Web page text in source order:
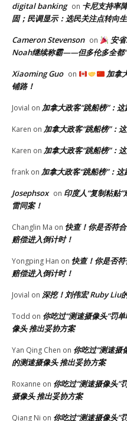
digital banking on 卡尼支持率
固；民调显示：选民关注点转向
Cameron Stevenson on
安
Noah继续称霸——但多伦多全都“
Xiaoming Guo on
加拿
铺路！
Jovial on 加拿大政客“跳船榜”：
Karen on 加拿大政客“跳船榜”：
Karen on 加拿大政客“跳船榜”：
frank on 加拿大政客“跳船榜”：
Josephsox on 印度人“复制粘贴
雷同案！
Changlin Ma on 快查！你是否符
赔偿进入倒计时！
Yongping Han on 快查！你是否
赔偿进入倒计时！
Jovial on 深挖！刘伟宏 Ruby Liu
Todd on 你吃过“测速摄像头”罚
像头 推出妥协方案
Yan Qing Chen on 你吃过“测速摄
的测速摄像头 推出妥协方案
Roxanne on 你吃过“测速摄像头”
摄像头 推出妥协方案
Qiang Ni on 你吃过“测速摄像头”